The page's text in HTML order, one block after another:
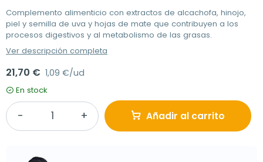
Complemento alimenticio con extractos de alcachofa, hinojo,
piel y semilla de uva y hojas de mate que contribuyen a los
procesos digestivos y al metabolismo de las grasas.
Ver descripción completa
21,70 € 1,09 €/ud
En stock
Añadir al carrito